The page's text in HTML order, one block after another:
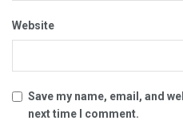
Website
Save my name, email, and
next time I comment.